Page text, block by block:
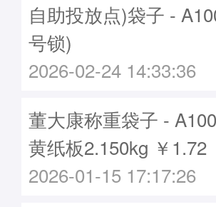
自助投放点)袋子 -
号锁)
2026-02-24 14:33:36
董大康称重袋子 -
黄纸板2.150kg ￥1.72
2026-01-15 17:17:26